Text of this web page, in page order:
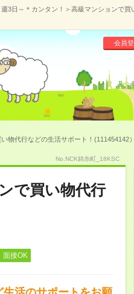
週3日～＊カンタン！＞高級マンションで
会員
物代行などの生活サポート！(111454142
No.NCK錦糸町_18KSC
で買い物代行
面接OK